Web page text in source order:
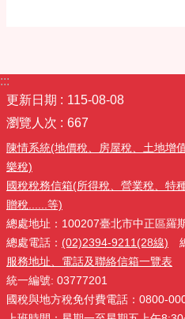
:::
更新日期
115-08-08
瀏覽人次
667
陳情系統(地價稅、房屋稅、土地增
樂稅)
國稅稅務信箱(所得稅、營業稅、特
贈稅......等)
總處地址：100207臺北市中正區羅
總處電話： (02)2394-9211(28線)
服務地址、電話及聯絡信箱一覽表
統一編號: 03777201
國稅與地方稅免付費電話：0800-